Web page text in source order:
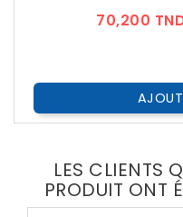
70,200
LES CLIENTS
PRODUIT ONT